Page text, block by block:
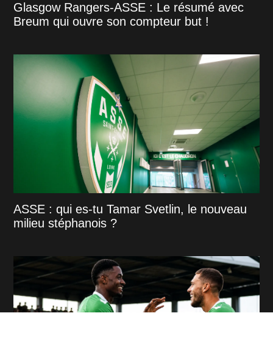
Glasgow Rangers-ASSE : Le résumé avec
Breum qui ouvre son compteur but !
ASSE : qui es-tu Tamar Svetlin, le nouveau
milieu stéphanois ?